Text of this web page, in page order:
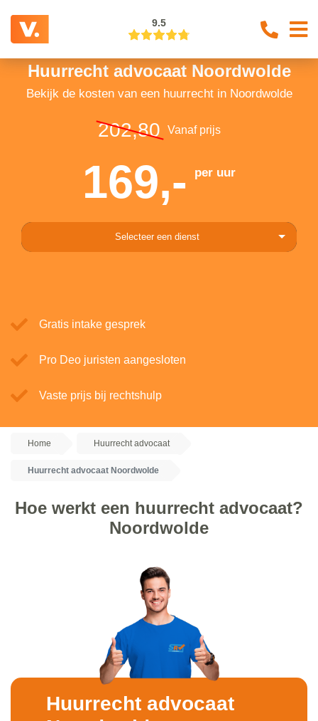
9.5
Huurrecht advocaat Noordwolde
Bekijk de kosten van een huurrecht in Noordwolde
202,80 Vanaf prijs
169,- per uur
Selecteer een dienst
Gratis intake gesprek
Pro Deo juristen aangesloten
Vaste prijs bij rechtshulp
Home Huurrecht advocaat
Huurrecht advocaat Noordwolde
Hoe werkt een huurrecht advocaat?
Noordwolde
Huurrecht advocaat